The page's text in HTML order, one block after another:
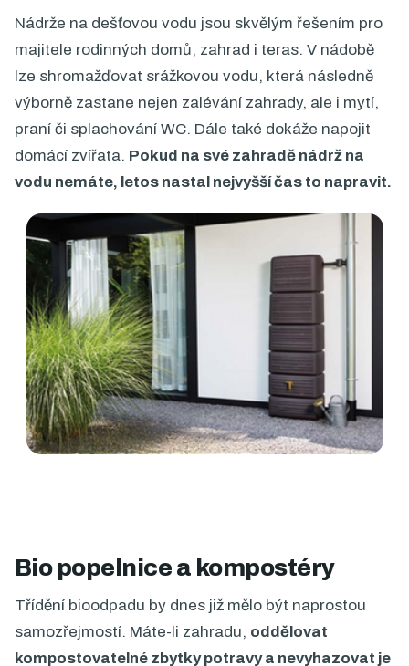
Nádrže na dešťovou vodu jsou skvělým řešením pro
majitele rodinných domů, zahrad i teras. V nádobě
lze shromažďovat srážkovou vodu, která následně
výborně zastane nejen zalévání zahrady, ale i mytí,
praní či splachování WC. Dále také dokáže napojit
domácí zvířata. Pokud na své zahradě nádrž na
vodu nemáte, letos nastal nejvyšší čas to napravit.
Bio popelnice a kompostéry
Třídění bioodpadu by dnes již mělo být naprostou
samozřejmostí. Máte-li zahradu, oddělovat
kompostovatelné zbytky potravy a nevyhazovat je